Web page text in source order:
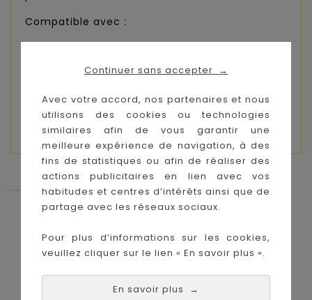
Continuer sans accepter →
Avec votre accord, nos partenaires et nous
utilisons des cookies ou technologies
similaires afin de vous garantir une
meilleure expérience de navigation, à des
fins de statistiques ou afin de réaliser des
actions publicitaires en lien avec vos
habitudes et centres d’intérêts ainsi que de
partage avec les réseaux sociaux.
Pour plus d’informations sur les cookies,
veuillez cliquer sur le lien « En savoir plus ».
En savoir plus →
Compatible avec :
Porte-bébé Salia Elite *
Lexa Elite
*uniquement avec l'adaptateur Salia Elite
Le Coin des Petits propose les plus
meilleurs prix sur l'île de la Réunion !
Nos magasins à
La Réunion :
Achat en ligne :